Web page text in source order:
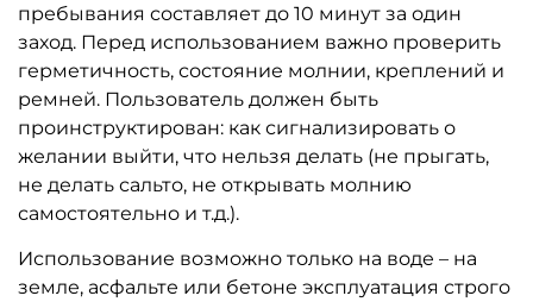
пребывания составляет до 10 минут за один
заход. Перед использованием важно проверить
герметичность, состояние молнии, креплений и
ремней. Пользователь должен быть
проинструктирован: как сигнализировать о
желании выйти, что нельзя делать (не прыгать,
не делать сальто, не открывать молнию
самостоятельно и т.д.).
Использование возможно только на воде – на
земле, асфальте или бетоне эксплуатация строго